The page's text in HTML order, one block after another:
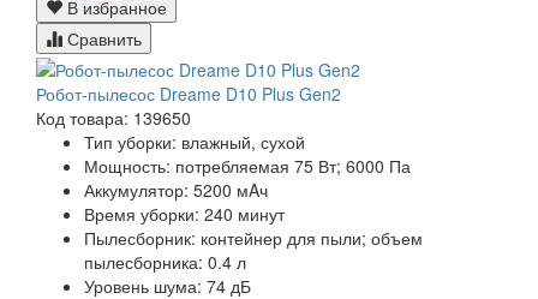
В избранное
Сравнить
Робот-пылесос Dreame D10 Plus Gen2
Код товара: 139650
Тип уборки: влажный, сухой
Мощность: потребляемая 75 Вт; 6000 Па
Аккумулятор: 5200 мAч
Время уборки: 240 минут
Пылесборник: контейнер для пыли; объем
пылесборника: 0.4 л
Уровень шума: 74 дБ